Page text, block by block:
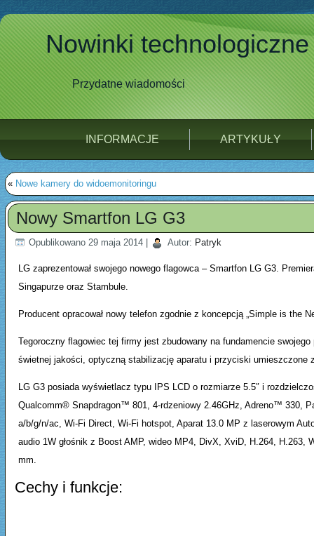
Nowinki technologiczne
Przydatne wiadomości
INFORMACJE ARTYKUŁY
« Nowe kamery do widoemonitoringu
Nowy Smartfon LG G3
Opublikowano 29 maja 2014 Autor: Patryk
LG zaprezentował swojego nowego flagowca – Smartfon LG G3.
Singapurze oraz Stambule.
Producent opracował nowy telefon zgodnie z koncepcją „Simple is the
Tegoroczny flagowiec tej firmy jest zbudowany na fundamencie
świetnej jakości, optyczną stabilizację aparatu i przyciski umieszczone
LG G3 posiada wyświetlacz typu IPS LCD o rozmiarze 5.5″ i
Qualcomm® Snapdragon™ 801, 4-rdzeniowy 2.46GHz, Adreno™ 330,
a/b/g/n/ac, Wi-Fi Direct, Wi-Fi hotspot, Aparat 13.0 MP z laserowym
audio 1W głośnik z Boost AMP, wideo MP4, DivX, XviD, H.264,
mm.
Cechy i funkcje: